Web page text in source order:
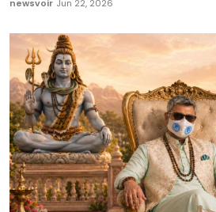
newsvoir Jun 22, 2026